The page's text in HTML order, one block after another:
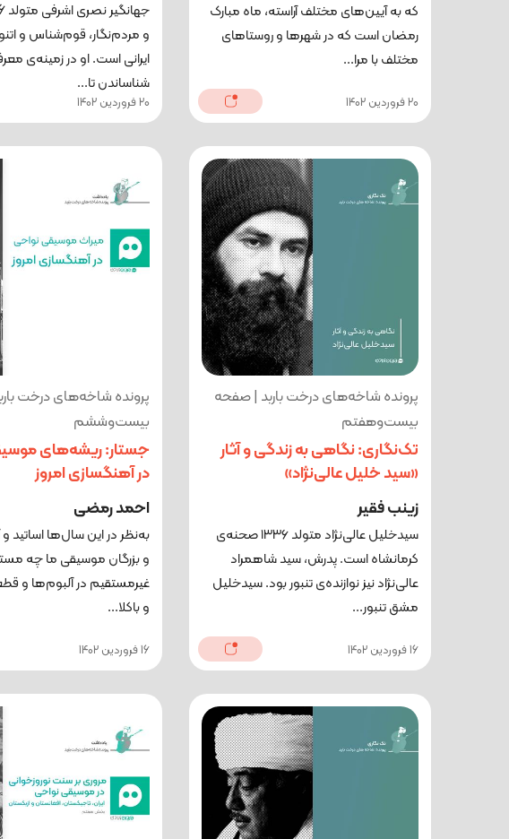
که به آیین‌های مختلف آراسته، ماه مبارک
رمضان است که در شهرها و روستاهای
مختلف با مرا...
20 فروردین 1402
و مردم‌نگار، قوم‌شناس و
ایرانی است. او در زمینه‌ی
شناساندن تا...
20 فروردین 1402
پرونده شاخه‌های درخت باربد | صفحه
بیست‌وهفتم
تک‌نگاری: نگاهی به زندگی و آثار
«سید خلیل عالی‌نژاد»
زینب فقیر
سیدخلیل عالی‌نژاد متولد ۱۳۳۶ صحنه‌ی
کرمانشاه است. پدرش، سید شاهمراد
عالی‌نژاد نیز نوازنده‌ی تنبور بود. سیدخلیل
مشق تنبور...
16 فروردین 1402
پرونده شاخه‌های درخت
بیست‌وششم
جستار: ریشه‌های
در آهنگسازی امروز
احمد رمضی
به‌نظر در این سال‌ها اساتید
و بزرگان موسیقی ما چه
غیرمستقیم در آلبوم‌ها و
و باکلا...
16 فروردین 1402